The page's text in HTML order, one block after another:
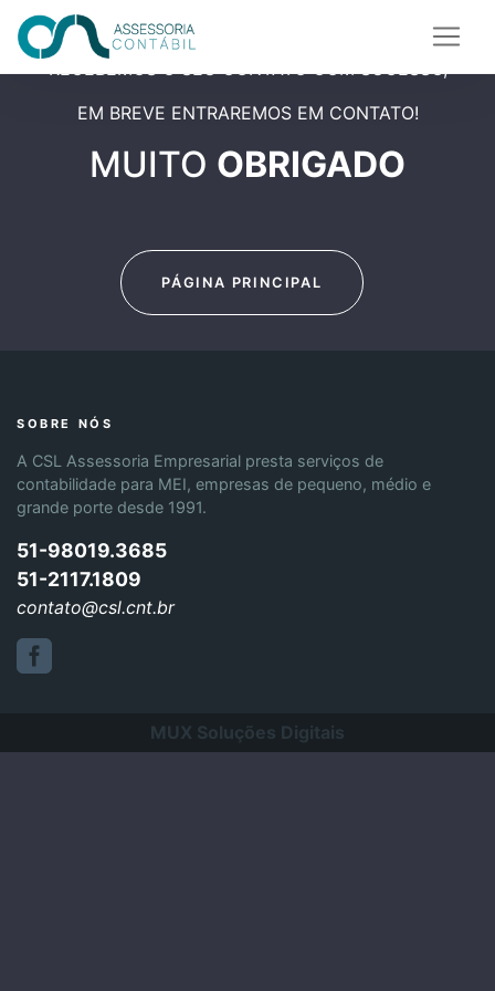
RECEBEMOS O SEU CONTATO COM SUCESSO,
EM BREVE ENTRAREMOS EM CONTATO!
MUITO OBRIGADO
PÁGINA PRINCIPAL
SOBRE NÓS
A CSL Assessoria Empresarial presta serviços de
contabilidade para MEI, empresas de pequeno, médio e
grande porte desde 1991.
51-98019.3685
51-2117.1809
contato@csl.cnt.br
MUX Soluções Digitais